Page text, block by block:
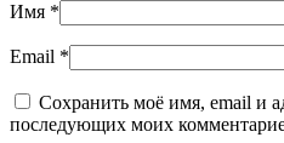
Имя *
Email *
Сохранить моё имя, email и
последующих моих